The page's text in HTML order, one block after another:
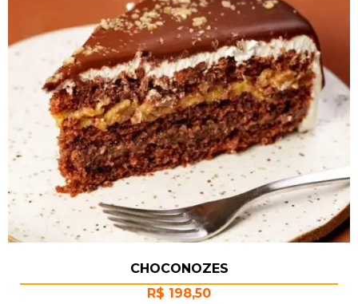
CHOCONOZES
R$ 198,50